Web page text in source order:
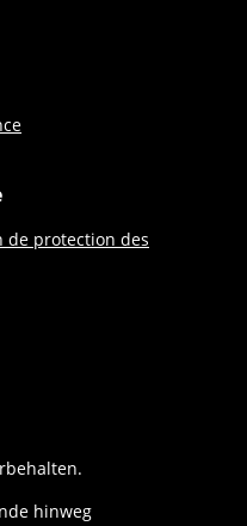
de protection des
hinweg